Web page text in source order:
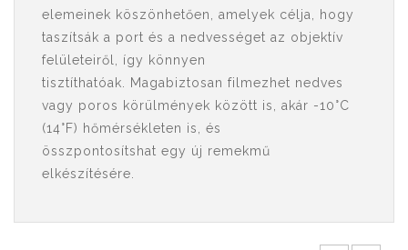
elemeinek köszönhetően, amelyek célja, hogy
taszítsák a port és a nedvességet az objektív
felületeiről, így könnyen
tisztíthatóak. Magabiztosan filmezhet nedves
vagy poros körülmények között is, akár -10°C
(14°F) hőmérsékleten is, és
összpontosítshat egy új remekmű
elkészítésére.